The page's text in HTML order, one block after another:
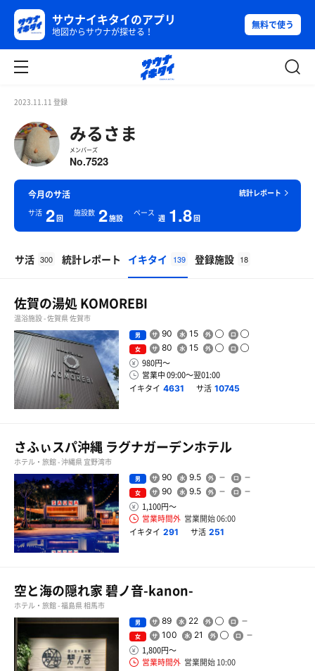
サウナイキタイのアプリ
地図からサウナが探せる！
無料で使う
2023.11.11 登録
みるさま
メンバーズ
No.7523
統計レポート
今月のサ活
サ活 2回
施設数 2施設
ペース
週 1.8回
サ活 300 統計レポート イキタイ 139 登録施設 18
佐賀の湯処 KOMOREBI
温浴施設 - 佐賀県 佐賀市
男 90 15
女 80 15
980円〜
営業中 09:00〜翌01:00
イキタイ 4631 サ活 10745
さふぃスパ沖縄 ラグナガーデンホテル
ホテル・旅館 - 沖縄県 宜野湾市
男 90 9.5
女 90 9.5
1,100円〜
営業時間外 営業開始 06:00
イキタイ 291 サ活 251
空と海の隠れ家 碧ノ音-kanon-
ホテル・旅館 - 福島県 相馬市
男 89 22
女 100 21
1,800円〜
営業時間外 営業開始 10:00